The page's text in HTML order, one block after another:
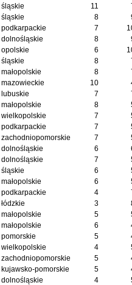
śląskie 11
śląskie 8
podkarpackie 7
dolnośląskie 8
opolskie 6
śląskie 8
małopolskie 8
mazowieckie 10
lubuskie 7
małopolskie 8
wielkopolskie 7
podkarpackie 7
zachodniopomorskie 7
dolnośląskie 6
dolnośląskie 7
śląskie 6
małopolskie 6
podkarpackie 4
łódzkie 3
małopolskie 5
małopolskie 6
pomorskie 5
wielkopolskie 4
zachodniopomorskie 5
kujawsko-pomorskie 5
dolnośląskie 4